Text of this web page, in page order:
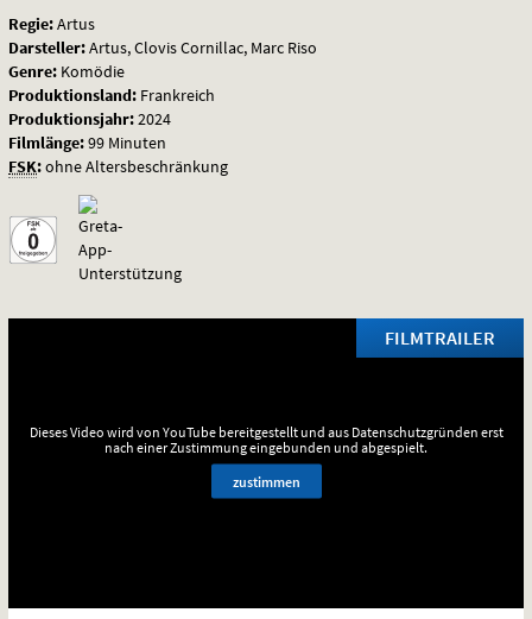
Regie:Artus
Darsteller:Artus, Clovis Cornillac, Marc Riso
Genre: Komödie
Produktionsland: Frankreich
Produktionsjahr:2024
Filmlänge:99 Minuten
FSK:ohne Altersbeschränkung
FILMTRAILER
Dieses Video wird von YouTube bereitgestellt und aus Datenschutzgründen erst
nach einer Zustimmung eingebunden und abgespielt.
zustimmen